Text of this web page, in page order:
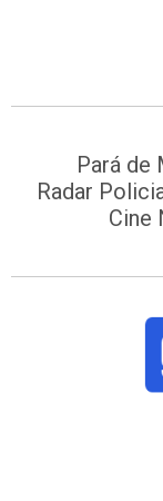
Pará de
Radar
Cine